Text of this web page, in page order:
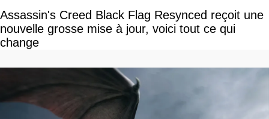
Assassin's Creed Black Flag Resynced reçoit une
nouvelle grosse mise à jour, voici tout ce qui
change